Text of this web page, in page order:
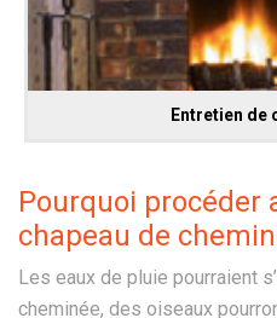
Entretien de
Pourquoi procéder
chapeau de
Les eaux de pluie pourraient
cheminée, des oiseaux